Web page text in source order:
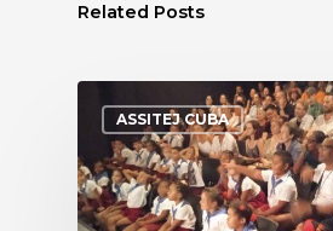
Related Posts
ASSITEJ CUBA